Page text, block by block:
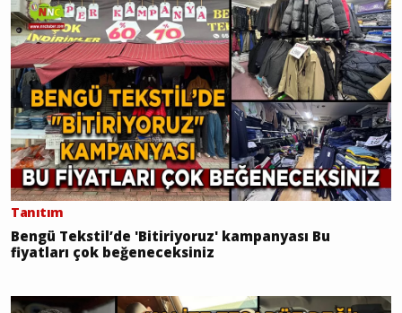
Tanıtım
Bengü Tekstil’de 'Bitiriyoruz' kampanyası Bu
fiyatları çok beğeneceksiniz